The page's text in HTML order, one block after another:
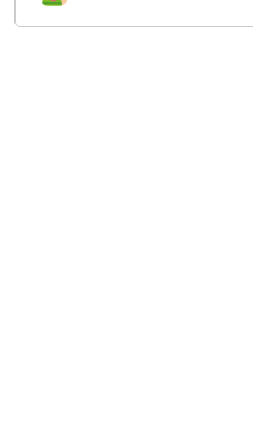
あり、真相を探っていく